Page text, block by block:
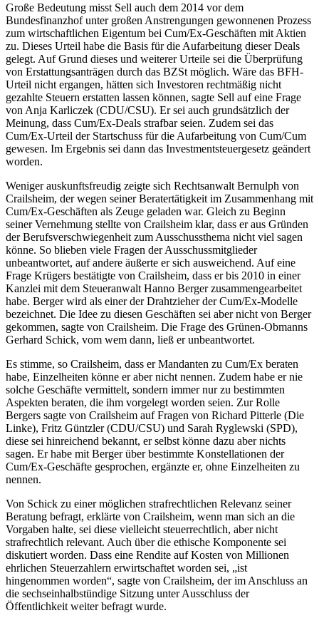
Große Bedeutung misst Sell auch dem 2014 vor dem
Bundesfinanzhof unter großen Anstrengungen gewonnenen Prozess
zum wirtschaftlichen Eigentum bei Cum/Ex-Geschäften mit Aktien
zu. Dieses Urteil habe die Basis für die Aufarbeitung dieser Deals
gelegt. Auf Grund dieses und weiterer Urteile sei die Überprüfung
von Erstattungsanträgen durch das BZSt möglich. Wäre das BFH-
Urteil nicht ergangen, hätten sich Investoren rechtmäßig nicht
gezahlte Steuern erstatten lassen können, sagte Sell auf eine Frage
von Anja Karliczek (CDU/CSU). Er sei auch grundsätzlich der
Meinung, dass Cum/Ex-Deals strafbar seien. Zudem sei das
Cum/Ex-Urteil der Startschuss für die Aufarbeitung von Cum/Cum
gewesen. Im Ergebnis sei dann das Investmentsteuergesetz geändert
worden.
Weniger auskunftsfreudig zeigte sich Rechtsanwalt Bernulph von
Crailsheim, der wegen seiner Beratertätigkeit im Zusammenhang mit
Cum/Ex-Geschäften als Zeuge geladen war. Gleich zu Beginn
seiner Vernehmung stellte von Crailsheim klar, dass er aus Gründen
der Berufsverschwiegenheit zum Ausschussthema nicht viel sagen
könne. So blieben viele Fragen der Ausschussmitglieder
unbeantwortet, auf andere äußerte er sich ausweichend. Auf eine
Frage Krügers bestätigte von Crailsheim, dass er bis 2010 in einer
Kanzlei mit dem Steueranwalt Hanno Berger zusammengearbeitet
habe. Berger wird als einer der Drahtzieher der Cum/Ex-Modelle
bezeichnet. Die Idee zu diesen Geschäften sei aber nicht von Berger
gekommen, sagte von Crailsheim. Die Frage des Grünen-Obmanns
Gerhard Schick, vom wem dann, ließ er unbeantwortet.
Es stimme, so Crailsheim, dass er Mandanten zu Cum/Ex beraten
habe, Einzelheiten könne er aber nicht nennen. Zudem habe er nie
solche Geschäfte vermittelt, sondern immer nur zu bestimmten
Aspekten beraten, die ihm vorgelegt worden seien. Zur Rolle
Bergers sagte von Crailsheim auf Fragen von Richard Pitterle (Die
Linke), Fritz Güntzler (CDU/CSU) und Sarah Ryglewski (SPD),
diese sei hinreichend bekannt, er selbst könne dazu aber nichts
sagen. Er habe mit Berger über bestimmte Konstellationen der
Cum/Ex-Geschäfte gesprochen, ergänzte er, ohne Einzelheiten zu
nennen.
Von Schick zu einer möglichen strafrechtlichen Relevanz seiner
Beratung befragt, erklärte von Crailsheim, wenn man sich an die
Vorgaben halte, sei diese vielleicht steuerrechtlich, aber nicht
strafrechtlich relevant. Auch über die ethische Komponente sei
diskutiert worden. Dass eine Rendite auf Kosten von Millionen
ehrlichen Steuerzahlern erwirtschaftet worden sei, „ist
hingenommen worden“, sagte von Crailsheim, der im Anschluss an
die sechseinhalbstündige Sitzung unter Ausschluss der
Öffentlichkeit weiter befragt wurde.